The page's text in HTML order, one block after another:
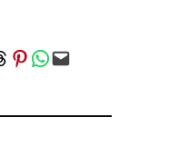
on Threads
Share on Pinterest
Share on WhatsApp
Email this Page